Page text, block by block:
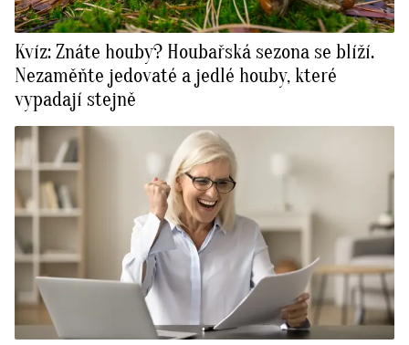
Kvíz: Znáte houby? Houbařská sezona se blíží.
Nezaměňte jedovaté a jedlé houby, které
vypadají stejně